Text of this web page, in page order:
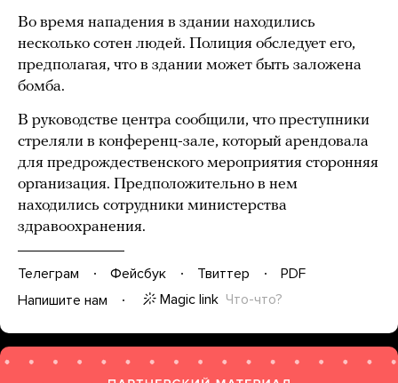
Во время нападения в здании находились
несколько сотен людей. Полиция обследует его,
предполагая, что в здании может быть заложена
бомба.
В руководстве центра сообщили, что преступники
стреляли в конференц-зале, который арендовала
для предрождественского мероприятия сторонняя
организация. Предположительно в нем
находились сотрудники министерства
здравоохранения.
Телеграм Фейсбук Твиттер
PDF
Напишите нам
Magic link Что-что?